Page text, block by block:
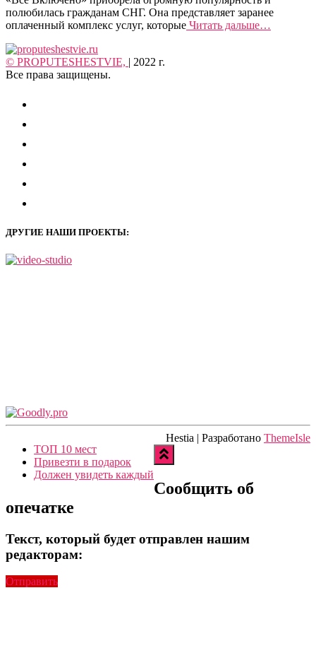
полюбилась гражданам СНГ. Она представляет заранее
оплаченный комплекс услуг, которые Читать дальше…
© PROPUTESHESTVIE, | 2022 г.
Все права защищены.
ДРУГИЕ НАШИ ПРОЕКТЫ:
ТОП 10 мест
Привезти в подарок
Должен увидеть каждый
Hestia | Разработано ThemeIsle
Сообщить об
опечатке
Текст, который будет отправлен нашим
редакторам:
Отправить